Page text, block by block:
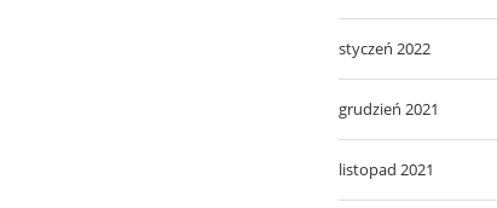
styczeń 2022
grudzień 2021
listopad 2021